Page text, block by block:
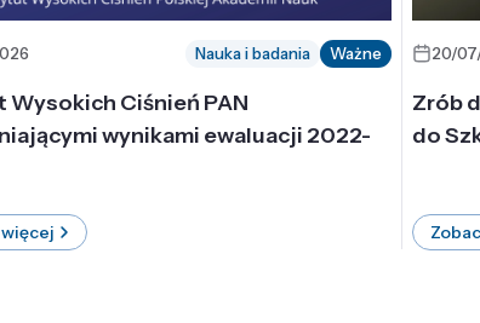
Nauka i badania Ważne
Ciśnień PAN
wynikami ewaluacji 2022-
20/
Zrób
do